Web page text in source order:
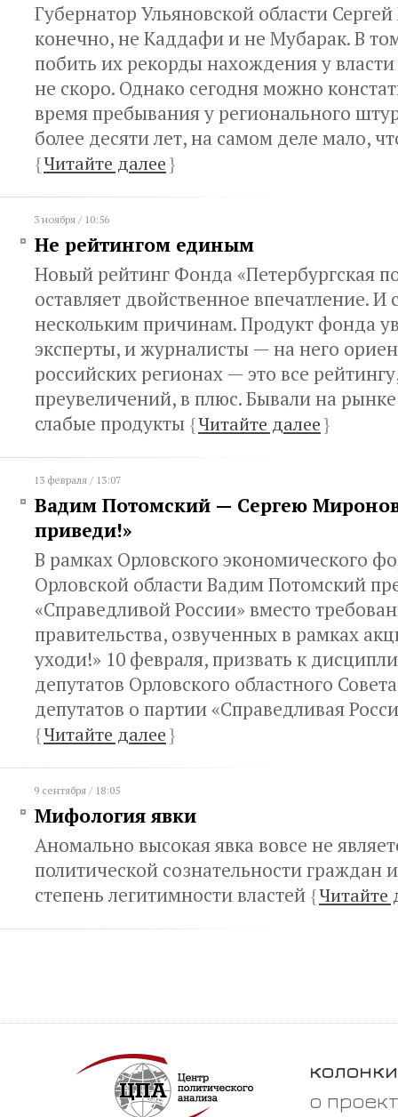
Губернатор Ульяновской области
конечно, не Каддафи и не Мубарак. В
побить их рекорды нахождения у
не скоро. Однако сегодня можно
время пребывания у регионального
более десяти лет, на самом деле мало,
{Читайте далее}
3 ноября / 10:56
Не рейтингом единым
Новый рейтинг Фонда «Петербургская
оставляет двойственное впечатление. И
нескольким причинам. Продукт фонда
эксперты, и журналисты — на него
российских регионах — это все
преувеличений, в плюс. Бывали на
слабые продукты {Читайте далее}
13 февраля / 13:07
Вадим Потомский — Сергею
приведи!»
В рамках Орловского экономического
Орловской области Вадим Потомский
«Справедливой России» вместо
правительства, озвученных в рамках
уходи!» 10 февраля, призвать к
депутатов Орловского областного
депутатов о партии «Справедливая
{Читайте далее}
9 сентября / 18:05
Мифология явки
Аномально высокая явка вовсе не
политической сознательности граждан
степень легитимности властей {Читайте
колонки
о